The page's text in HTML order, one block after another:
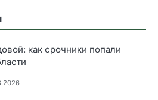
как срочники попали